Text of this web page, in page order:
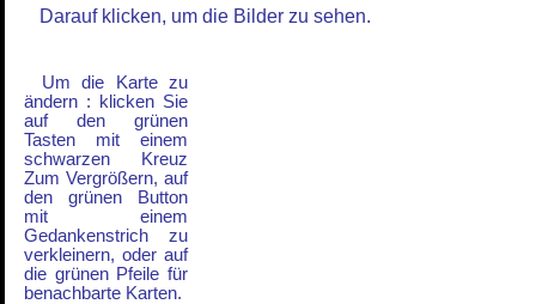
Darauf klicken, um die Bilder zu sehen.
Um die Karte zu
ändern : klicken Sie
auf den grünen
Tasten mit einem
schwarzen Kreuz
Zum Vergrößern, auf
den grünen Button
mit einem
Gedankenstrich zu
verkleinern, oder auf
die grünen Pfeile für
benachbarte Karten.